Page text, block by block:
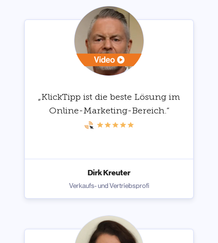
„KlickTipp ist die beste Lösung im
Online-Marketing-Bereich.“
Dirk Kreuter
Verkaufs- und Vertriebsprofi